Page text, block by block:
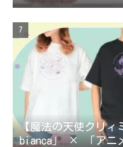
よるオリジナルアパ
定！
【魔法の天使クリィ
bianca」 × 「アニ